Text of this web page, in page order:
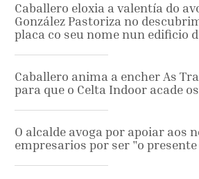
Caballero eloxia a valentía do
González Pastoriza no
placa co seu nome nun edificio
Caballero anima a encher As
para que o Celta Indoor acade
O alcalde avoga por apoiar aos
empresarios por ser "o